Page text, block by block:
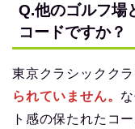
Q.他のゴルフ場
コードですか？
東京クラシッククラ
られていません。
ト感の保たれたコ